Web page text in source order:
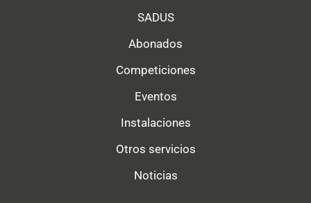
SADUS
Abonados
Competiciones
Eventos
Instalaciones
Otros servicios
Noticias